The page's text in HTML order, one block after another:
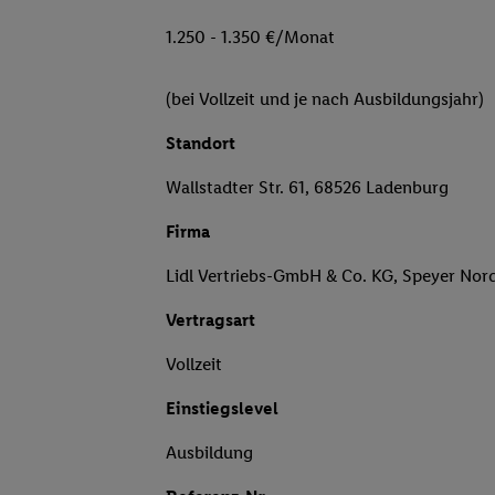
1.250 - 1.350 €/Monat
(bei Vollzeit und je nach Ausbildungsjahr)
Standort
Wallstadter Str. 61, 68526 Ladenburg
Firma
Lidl Vertriebs-GmbH & Co. KG, Speyer
Vertragsart
Vollzeit
Einstiegslevel
Ausbildung